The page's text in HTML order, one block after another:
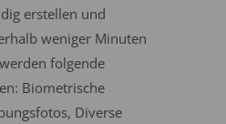
erstellen und
weniger Minuten
folgende
Biometrische
Diverse